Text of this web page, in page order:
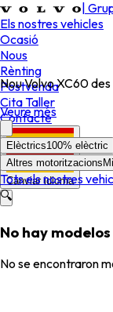
Els nostres vehicles
Ocasió
Nous
Rènting
Postvenda
Cita Taller
Contacte
Canviar idioma
Nou Volvo XC60
Veure més
Elèctrics100% elèctric
Altres motoritzacions
Tots els nostres
🔍
No hay
No se encontraron